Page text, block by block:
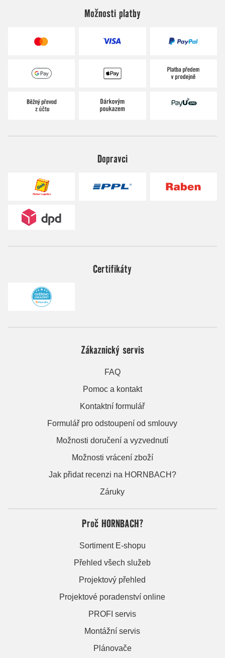
Možnosti platby
Dopravci
Certifikáty
Zákaznický servis
FAQ
Pomoc a kontakt
Kontaktní formulář
Formulář pro odstoupení od smlouvy
Možnosti doručení a vyzvednutí
Možnosti vrácení zboží
Jak přidat recenzi na HORNBACH?
Záruky
Proč HORNBACH?
Sortiment E-shopu
Přehled všech služeb
Projektový přehled
Projektové poradenství online
PROFI servis
Montážní servis
Plánovače